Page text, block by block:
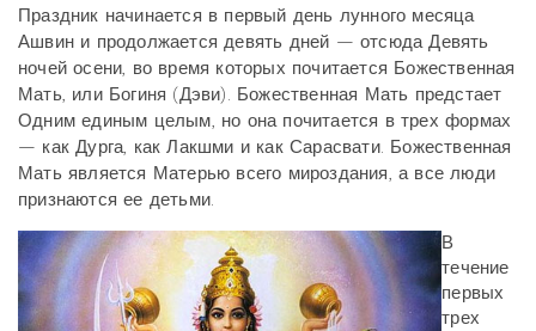
Праздник начинается в первый день лунного месяца
Ашвин и продолжается девять дней — отсюда Девять
ночей осени, во время которых почитается Божественная
Мать, или Богиня (Дэви). Божественная Мать предстает
Одним единым целым, но она почитается в трех формах
— как Дурга, как Лакшми и как Сарасвати. Божественная
Мать является Матерью всего мироздания, а все люди
признаются ее детьми.
В
течение
первых
трех